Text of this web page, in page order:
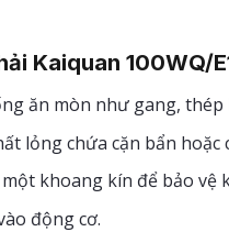
Kaiquan 100WQ/
ăn mòn như gang,
lỏng chứa cặn bẩn hoặc
khoang kín để bảo vệ
động cơ.